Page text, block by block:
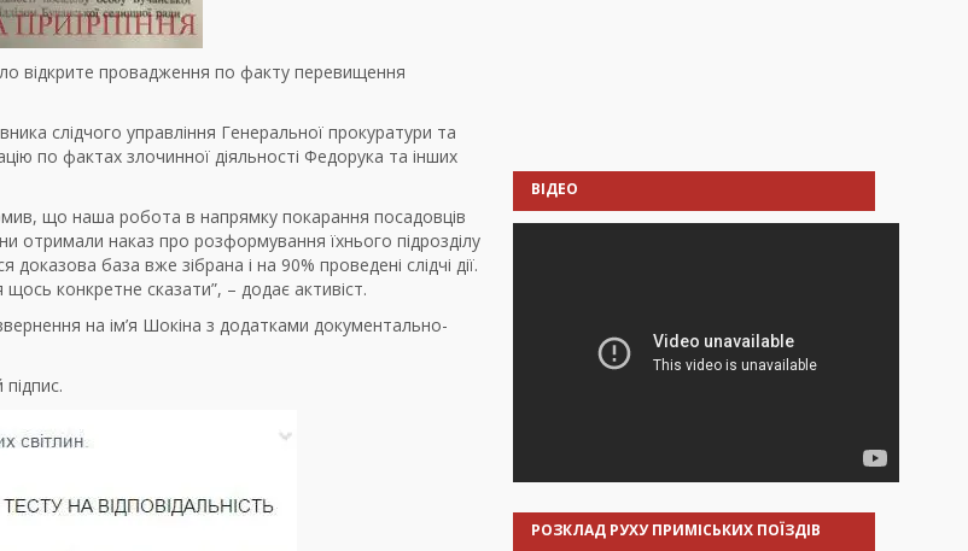
відкрите провадження по факту перевищення
слідчого управління Генеральної прокуратури та
по фактах злочинної діяльності Федорука та інших
що наша робота в напрямку покарання посадовців
отримали наказ про розформування їхнього підрозділу
база вже зібрана і на 90% проведені слідчі дії.
конкретне сказати”, – додає активіст.
на ім’я Шокіна з додатками документально-
ВІДЕО
РОЗКЛАД РУХУ ПРИМІСЬКИХ ПОЇЗДІВ